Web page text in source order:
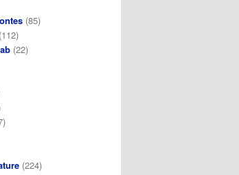
(85)
(112)
(22)
(224)